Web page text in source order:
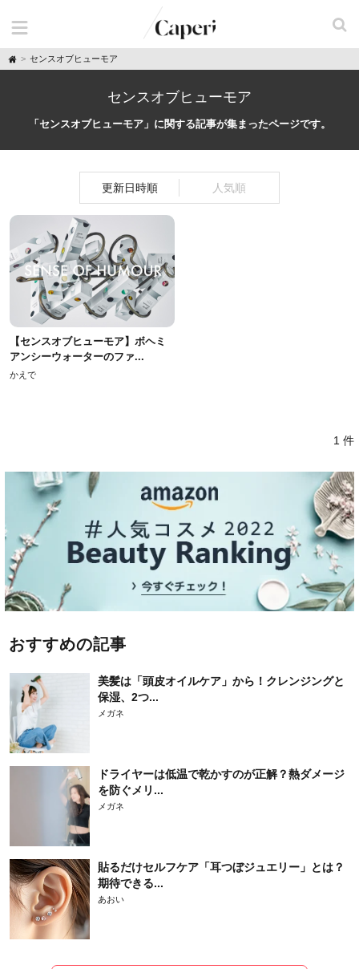
H
o
センスオブヒューモア
センスオブヒューモア
「センスオブヒューモア」に関する記事が集まったページです。
更新日時順 人気順
【センスオブヒューモア】ボヘミ
アンシーウォーターのファ...
かえで
1 件
おすすめの記事
美髪は「頭皮オイルケア」から！クレンジングと
保湿、2つ...
メガネ
ドライヤーは低温で乾かすのが正解？熱ダメージ
を防ぐメリ...
メガネ
貼るだけセルフケア「耳つぼジュエリー」とは？
期待できる...
あおい